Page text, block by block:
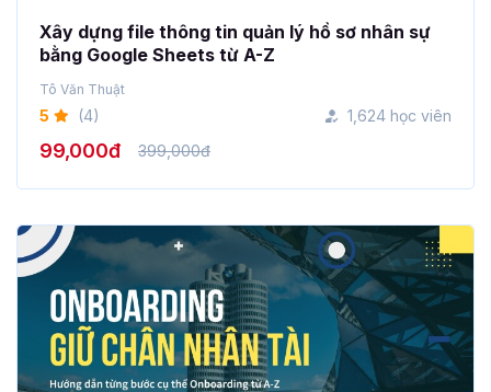
Xây dựng file thông tin quản lý hồ sơ nhân sự
bằng Google Sheets từ A-Z
Tô Văn Thuật
5 (4) 1,624 học viên
99,000đ 399,000đ